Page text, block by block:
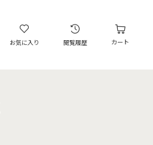
お気に入り 閲覧履歴 カート